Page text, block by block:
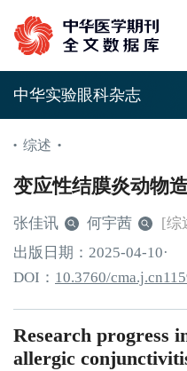
中华实验眼科杂志
• 综述 •
变应性结膜炎动物
张佳讯 何宇茜 [综
出版日期： 2025-04-10·
DOI： 10.3760/
Research progress
allergic